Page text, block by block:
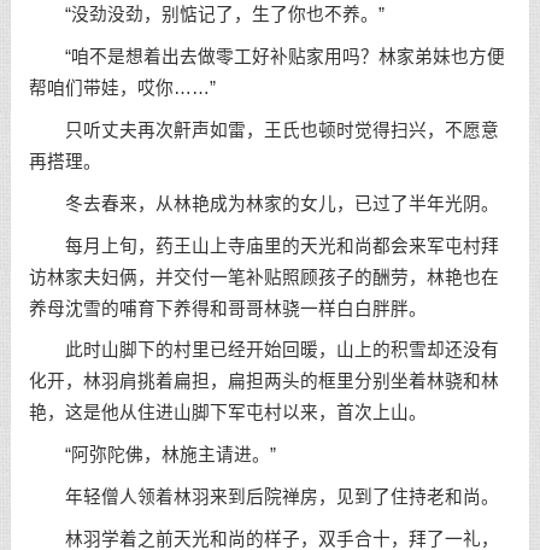
“没劲没劲，别惦记了，生了你也不养。”
“咱不是想着出去做零工好补贴家用吗？林家弟妹也方便
帮咱们带娃，哎你……”
只听丈夫再次鼾声如雷，王氏也顿时觉得扫兴，不愿意
再搭理。
冬去春来，从林艳成为林家的女儿，已过了半年光阴。
每月上旬，药王山上寺庙里的天光和尚都会来军屯村拜
访林家夫妇俩，并交付一笔补贴照顾孩子的酬劳，林艳也在
养母沈雪的哺育下养得和哥哥林骁一样白白胖胖。
此时山脚下的村里已经开始回暖，山上的积雪却还没有
化开，林羽肩挑着扁担，扁担两头的框里分别坐着林骁和林
艳，这是他从住进山脚下军屯村以来，首次上山。
“阿弥陀佛，林施主请进。”
年轻僧人领着林羽来到后院禅房，见到了住持老和尚。
林羽学着之前天光和尚的样子，双手合十，拜了一礼，